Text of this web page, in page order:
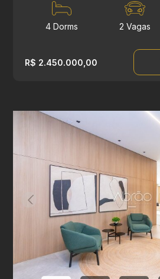
4 Dorms 2 Vagas
R$ 2.450.000,00